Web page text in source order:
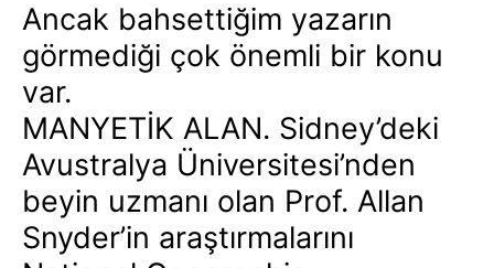
Ancak bahsettiğim yazarın
görmediği çok önemli bir konu
var.
MANYETİK ALAN. Sidney’deki
Avustralya Üniversitesi’nden
beyin uzmanı olan Prof. Allan
Snyder’in araştırmalarını